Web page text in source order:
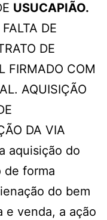
USUCAPIÃO.
DE
DE
FIRMADO COM
AQUISIÇÃO
DA VIA
aquisição do
de forma
do bem
e venda, a ação